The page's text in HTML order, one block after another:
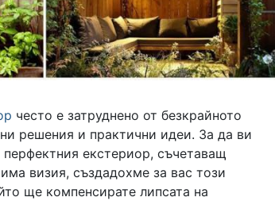
често е затруднено от безкрайното
решения и практични идеи. За да ви
екстериор, съчетаващ
визия, създадохме за вас този
ще компенсирате липсата на